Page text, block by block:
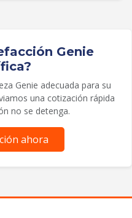
Genie
Genie adecuada para su
una cotización rápida
no se detenga.
ahora